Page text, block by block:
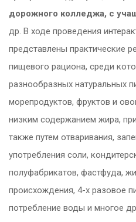
дорожного колледжа, с
др. В ходе проведения
представлены практические
пищевого рациона, среди
разнообразных натуральных
морепродуктов, фруктов и
низким содержанием жира,
также путем отваривания,
употребления соли,
полуфабрикатов, фастфуда,
происхождения, 4-х разовое
потребление воды и многое